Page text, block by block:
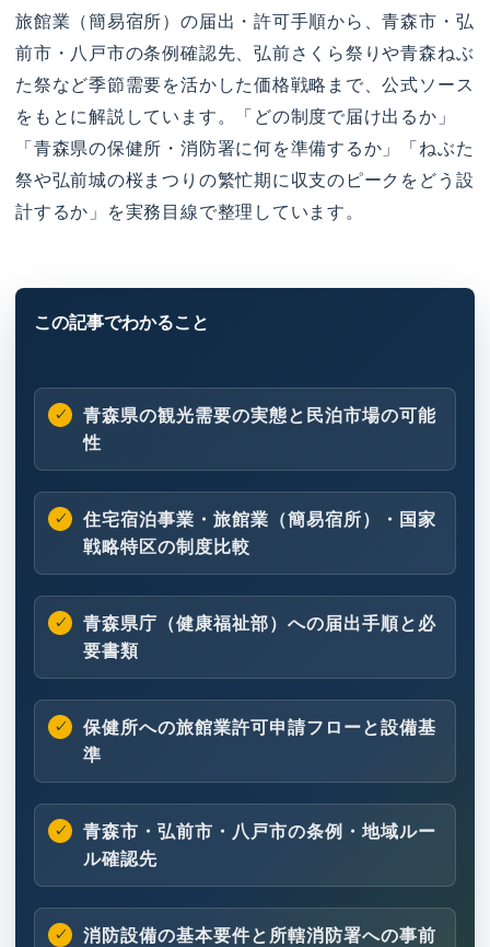
旅館業（簡易宿所）の届出・許可手順から、青森市・弘
前市・八戸市の条例確認先、弘前さくら祭りや青森ねぶ
た祭など季節需要を活かした価格戦略まで、公式ソース
をもとに解説しています。「どの制度で届け出るか」
「青森県の保健所・消防署に何を準備するか」「ねぶた
祭や弘前城の桜まつりの繁忙期に収支のピークをどう設
計するか」を実務目線で整理しています。
青森県の観光需要の実態と民泊市場の可能
性
住宅宿泊事業・旅館業（簡易宿所）・国家
戦略特区の制度比較
青森県庁（健康福祉部）への届出手順と必
要書類
保健所への旅館業許可申請フローと設備基
準
青森市・弘前市・八戸市の条例・地域ルー
ル確認先
消防設備の基本要件と所轄消防署への事前